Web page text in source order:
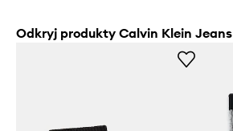
Odkryj produkty Calvin Klein Jeans